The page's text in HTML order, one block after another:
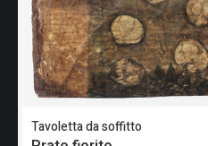
Tavoletta da soffitto